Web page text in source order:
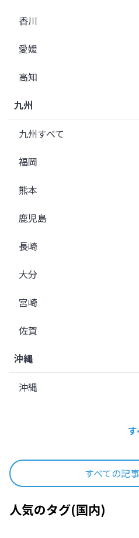
香川
愛媛
高知
九州
九州すべて
福岡
熊本
鹿児島
長崎
大分
宮崎
佐賀
沖縄
沖縄
すべての記
人気のタグ(国内)